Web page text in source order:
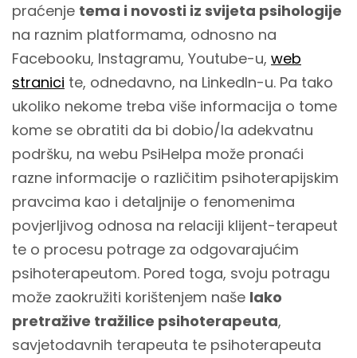
praćenje tema i novosti iz svijeta psihologije
na raznim platformama, odnosno na
Facebooku, Instagramu, Youtube-u, web
stranici te, odnedavno, na LinkedIn-u. Pa tako
ukoliko nekome treba više informacija o tome
kome se obratiti da bi dobio/la adekvatnu
podršku, na webu PsiHelpa može pronaći
razne informacije o različitim psihoterapijskim
pravcima kao i detaljnije o fenomenima
povjerljivog odnosa na relaciji klijent-terapeut
te o procesu potrage za odgovarajućim
psihoterapeutom. Pored toga, svoju potragu
može zaokružiti korištenjem naše lako
pretražive tražilice psihoterapeuta,
savjetodavnih terapeuta te psihoterapeuta